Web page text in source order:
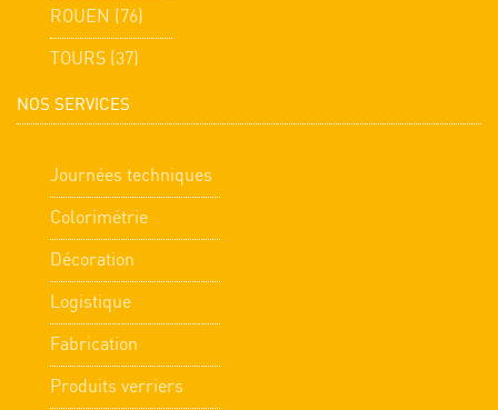
ROUEN (76)
TOURS (37)
NOS SERVICES
Journées techniques
Colorimétrie
Décoration
Logistique
Fabrication
Produits verriers